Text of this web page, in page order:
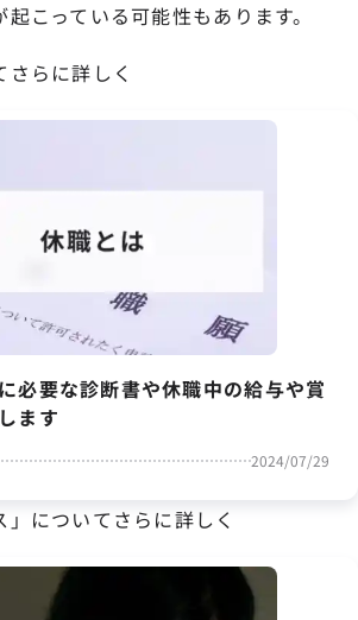
こっている可能性もあります。
らに詳しく
必要な診断書や休職中の給与や賞
ます
2024/07/29
についてさらに詳しく